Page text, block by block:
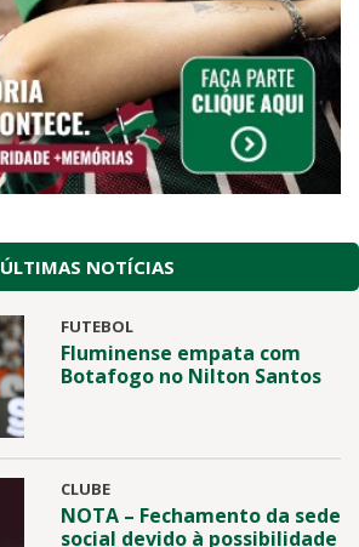
ÚLTIMAS NOTÍCIAS
FUTEBOL
Fluminense empata com
Botafogo no Nilton Santos
CLUBE
NOTA – Fechamento da sede
social devido à possibilidade